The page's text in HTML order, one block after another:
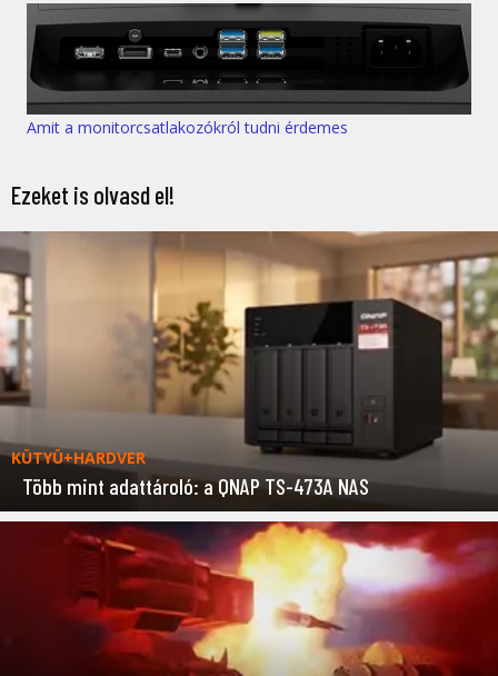
Amit a monitorcsatlakozókról tudni érdemes
Ezeket is olvasd el!
KÜTYÜ+HARDVER
Több mint adattároló: a QNAP TS-473A NAS